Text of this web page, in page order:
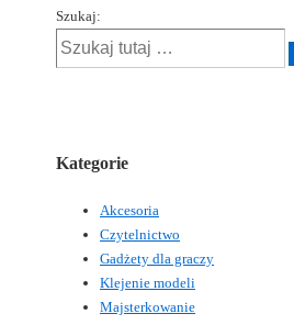
Szukaj:
Kategorie
Akcesoria
Czytelnictwo
Gadżety dla graczy
Klejenie modeli
Majsterkowanie